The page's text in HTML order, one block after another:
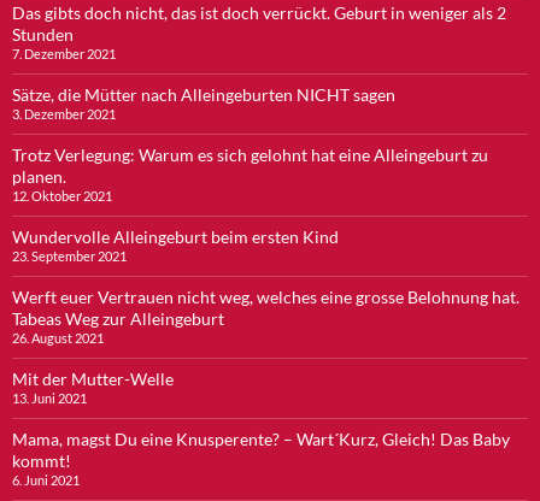
Das gibts doch nicht, das ist doch verrückt. Geburt in weniger als 2
Stunden
7. Dezember 2021
Sätze, die Mütter nach Alleingeburten NICHT sagen
3. Dezember 2021
Trotz Verlegung: Warum es sich gelohnt hat eine Alleingeburt zu
planen.
12. Oktober 2021
Wundervolle Alleingeburt beim ersten Kind
23. September 2021
Werft euer Vertrauen nicht weg, welches eine grosse Belohnung hat.
Tabeas Weg zur Alleingeburt
26. August 2021
Mit der Mutter-Welle
13. Juni 2021
Mama, magst Du eine Knusperente? – Wart´Kurz, Gleich! Das Baby
kommt!
6. Juni 2021